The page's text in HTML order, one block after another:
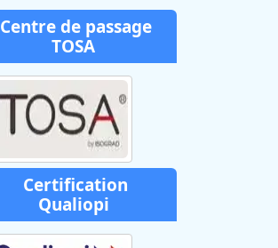
Centre de passage
TOSA
Certification
Qualiopi